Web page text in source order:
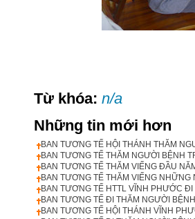
Từ khóa: n/a
Những tin mới hơn
BAN TƯƠNG TẾ HỘI THÁNH THĂM
BAN TƯƠNG TẾ THĂM NGƯỜI BỆNH
BAN TƯƠNG TẾ THĂM VIẾNG ĐẦU
BAN TƯƠNG TẾ THĂM VIẾNG
BAN TƯƠNG TẾ HTTL VĨNH PHƯỚC
BAN TƯƠNG TẾ ĐI THĂM NGƯỜI BỆNH
BAN TƯƠNG TẾ HỘI THÁNH VĨNH